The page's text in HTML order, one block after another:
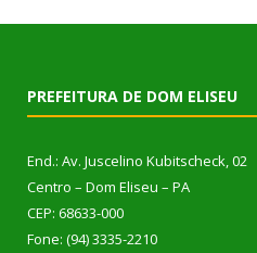
PREFEITURA DE DOM ELISEU
End.: Av. Juscelino Kubitscheck, 02
Centro – Dom Eliseu – PA
CEP: 68633-000
Fone: (94) 3335-2210